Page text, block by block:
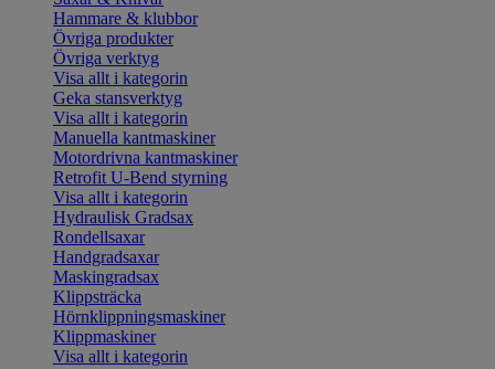
Hammare & klubbor
Övriga produkter
Övriga verktyg
Visa allt i kategorin
Geka stansverktyg
Visa allt i kategorin
Manuella kantmaskiner
Motordrivna kantmaskiner
Retrofit U-Bend styrning
Visa allt i kategorin
Hydraulisk Gradsax
Rondellsaxar
Handgradsaxar
Maskingradsax
Klippsträcka
Hörnklippningsmaskiner
Klippmaskiner
Visa allt i kategorin